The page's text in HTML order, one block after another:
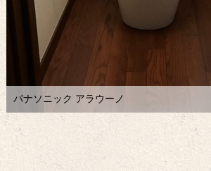
パナソニック アラウーノ